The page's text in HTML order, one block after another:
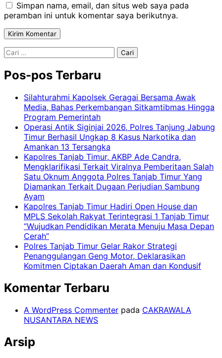
Simpan nama, email, dan situs web saya pada
peramban ini untuk komentar saya berikutnya.
Cari
Pos-pos Terbaru
Silahturahmi Kapolsek Geragai Bersama Awak
Media, Bahas Perkembangan Sitkamtibmas Hingga
Program Pemerintah
Operasi Antik Siginjai 2026, Polres Tanjung Jabung
Timur Berhasil Ungkap 8 Kasus Narkotika dan
Amankan 13 Tersangka
Kapolres Tanjab Timur, AKBP Ade Candra,
Mengklarifikasi Terkait Viralnya Pemberitaan Salah
Satu Oknum Anggota Polres Tanjab Timur Yang
Diamankan Terkait Dugaan Perjudian Sambung
Ayam
Kapolres Tanjab Timur Hadiri Open House dan
MPLS Sekolah Rakyat Terintegrasi 1 Tanjab Timur
“Wujudkan Pendidikan Merata Menuju Masa Depan
Cerah”
Polres Tanjab Timur Gelar Rakor Strategi
Penanggulangan Geng Motor, Deklarasikan
Komitmen Ciptakan Daerah Aman dan Kondusif
Komentar Terbaru
A WordPress Commenter pada CAKRAWALA
NUSANTARA NEWS
Arsip